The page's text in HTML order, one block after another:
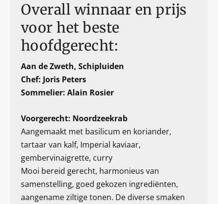
Overall winnaar en prijs
voor het beste
hoofdgerecht:
Aan de Zweth, Schipluiden
Chef: Joris Peters
Sommelier: Alain Rosier
Voorgerecht: Noordzeekrab
Aangemaakt met basilicum en koriander,
tartaar van kalf, Imperial kaviaar,
gembervinaigrette, curry
Mooi bereid gerecht, harmonieus van
samenstelling, goed gekozen ingrediënten,
aangename ziltige tonen. De diverse smaken